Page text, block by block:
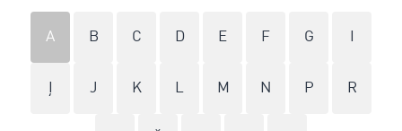
A B C D E F G
J K L M N P R